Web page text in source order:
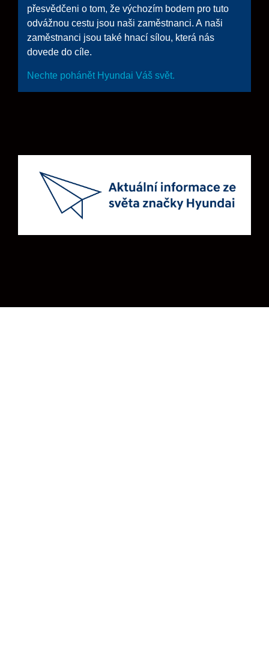
přesvědčeni o tom, že výchozím bodem pro tuto
odvážnou cestu jsou naši zaměstnanci. A naši
zaměstnanci jsou také hnací sílou, která nás
dovede do cíle.
Nechte pohánět Hyundai Váš svět.